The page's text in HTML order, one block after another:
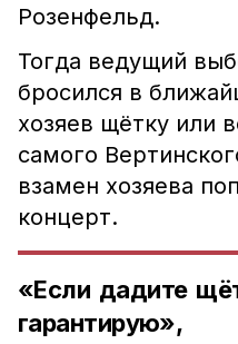
Розенфельд.
Тогда ведущий
бросился в
хозяев щётку или
самого
взамен хозяева
концерт.
«Если дадите
гарантирую»,